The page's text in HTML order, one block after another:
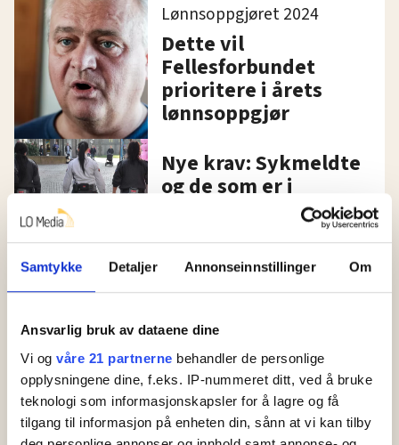
Samtykke Detaljer Annonseinnstillinger Om
Ansvarlig bruk av dataene dine
Vi og våre 21 partnerne behandler de personlige
opplysningene dine, f.eks. IP-nummeret ditt, ved å bruke
teknologi som informasjonskapsler for å lagre og få
tilgang til informasjon på enheten din, sånn at vi kan tilby
Lønnsoppgjøret 2024
Dette vil
Fellesforbundet
prioritere i årets
lønnsoppgjør
Nye krav: Sykmeldte
og de som er i
barselpermisjon kan
Vektere kan stå uten
jobb fra nyttår,
regelendring i 2018
Etterutdanning
Elektrikerne Kristine
og Danielle satser på